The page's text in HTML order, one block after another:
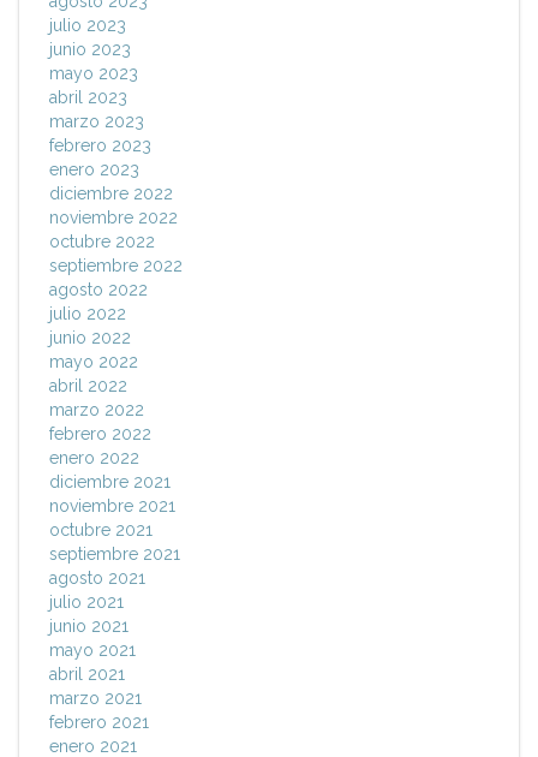
julio 2023
junio 2023
mayo 2023
abril 2023
marzo 2023
febrero 2023
enero 2023
diciembre 2022
noviembre 2022
octubre 2022
septiembre 2022
agosto 2022
julio 2022
junio 2022
mayo 2022
abril 2022
marzo 2022
febrero 2022
enero 2022
diciembre 2021
noviembre 2021
octubre 2021
septiembre 2021
agosto 2021
julio 2021
junio 2021
mayo 2021
abril 2021
marzo 2021
febrero 2021
enero 2021